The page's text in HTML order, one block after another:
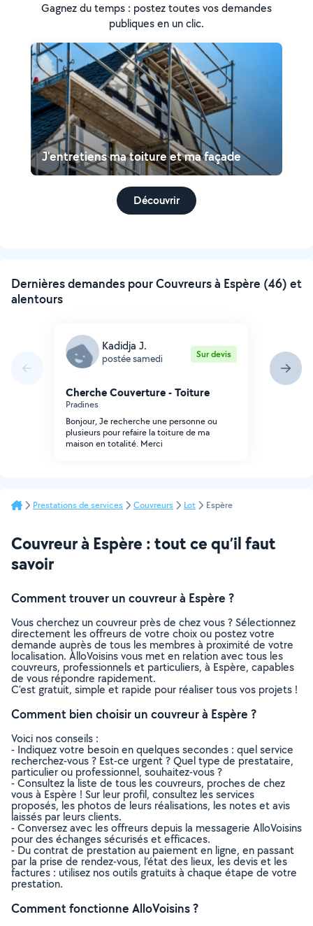
Gagnez du temps : postez toutes vos demandes
publiques en un clic.
J'entretiens ma toiture et ma façade
Découvrir
Dernières demandes pour Couvreurs à Espère (46) et
alentours
Kadidja J.
postée samedi Sur devis
Cherche Couverture - Toiture
Pradines
Bonjour, Je recherche une personne ou
plusieurs pour refaire la toiture de ma
maison en totalité. Merci
Prestations de services Couvreurs Lot Espère
Couvreur à Espère : tout ce qu’il faut
savoir
Comment trouver un couvreur à Espère ?
Vous cherchez un couvreur près de chez vous ? Sélectionnez
directement les offreurs de votre choix ou postez votre
demande auprès de tous les membres à proximité de votre
localisation. AlloVoisins vous met en relation avec tous les
couvreurs, professionnels et particuliers, à Espère, capables
de vous répondre rapidement.
C’est gratuit, simple et rapide pour réaliser tous vos projets !
Comment bien choisir un couvreur à Espère ?
Voici nos conseils :
- Indiquez votre besoin en quelques secondes : quel service
recherchez-vous ? Est-ce urgent ? Quel type de prestataire,
particulier ou professionnel, souhaitez-vous ?
- Consultez la liste de tous les couvreurs, proches de chez
vous à Espère ! Sur leur profil, consultez les services
proposés, les photos de leurs réalisations, les notes et avis
laissés par leurs clients.
- Conversez avec les offreurs depuis la messagerie AlloVoisins
pour des échanges sécurisés et efficaces.
- Du contrat de prestation au paiement en ligne, en passant
par la prise de rendez-vous, l’état des lieux, les devis et les
factures : utilisez nos outils gratuits à chaque étape de votre
prestation.
Comment fonctionne AlloVoisins ?